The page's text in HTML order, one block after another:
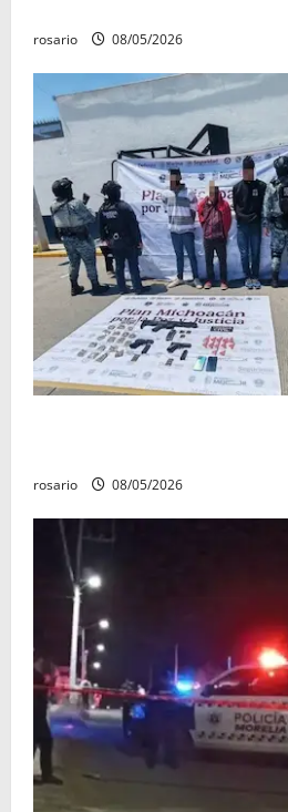
rosario 08/05/2026
rosario 08/05/2026